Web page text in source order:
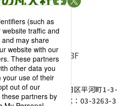
区平河町 1-3-13 8F
：03-3263-3116
0093 東京都千代田区平河町1-
03-3239-8673／FAX：03-3263-